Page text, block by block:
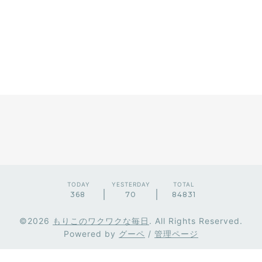
TODAY
368
YESTERDAY
70
TOTAL
84831
©2026 もりこのワクワクな毎日 . All Rights Reserved.
Powered by グーペ / 管理ページ